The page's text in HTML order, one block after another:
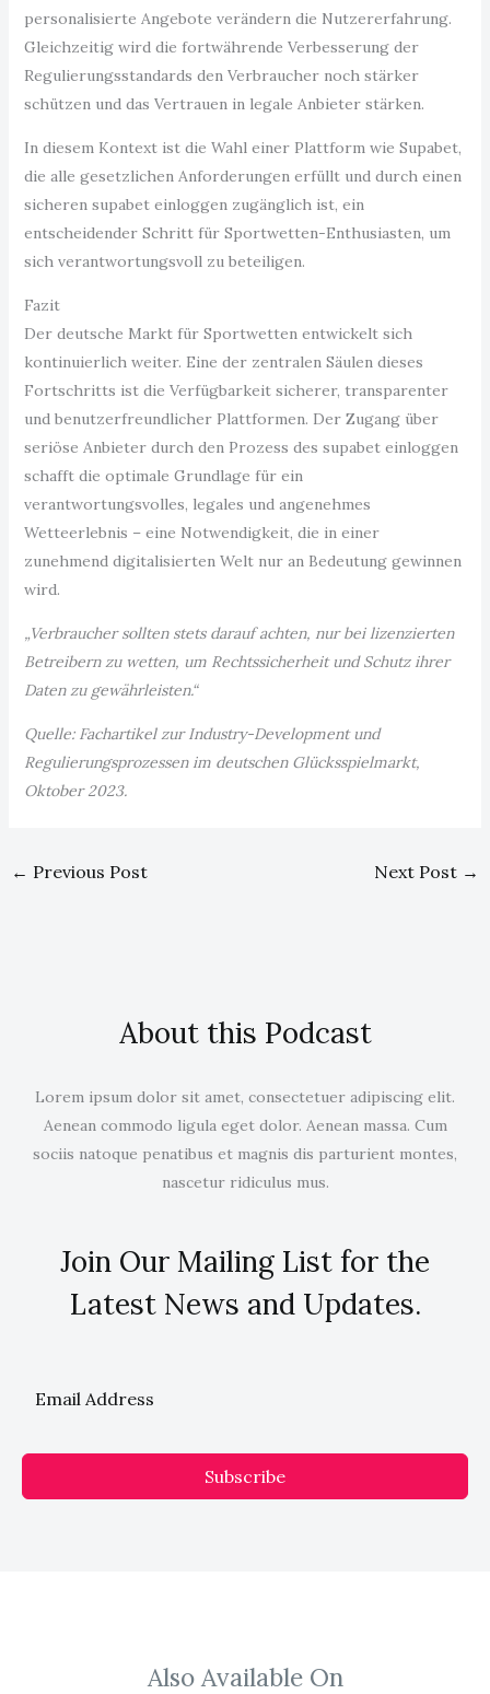
personalisierte Angebote verändern die Nutzererfahrung.
Gleichzeitig wird die fortwährende Verbesserung der
Regulierungsstandards den Verbraucher noch stärker
schützen und das Vertrauen in legale Anbieter stärken.
In diesem Kontext ist die Wahl einer Plattform wie Supabet,
die alle gesetzlichen Anforderungen erfüllt und durch einen
sicheren supabet einloggen zugänglich ist, ein
entscheidender Schritt für Sportwetten-Enthusiasten, um
sich verantwortungsvoll zu beteiligen.
Fazit
Der deutsche Markt für Sportwetten entwickelt sich
kontinuierlich weiter. Eine der zentralen Säulen dieses
Fortschritts ist die Verfügbarkeit sicherer, transparenter
und benutzerfreundlicher Plattformen. Der Zugang über
seriöse Anbieter durch den Prozess des supabet einloggen
schafft die optimale Grundlage für ein
verantwortungsvolles, legales und angenehmes
Wetteerlebnis – eine Notwendigkeit, die in einer
zunehmend digitalisierten Welt nur an Bedeutung gewinnen
wird.
„Verbraucher sollten stets darauf achten, nur bei lizenzierten
Betreibern zu wetten, um Rechtssicherheit und Schutz ihrer
Daten zu gewährleisten.“
Quelle: Fachartikel zur Industry-Development und
Regulierungsprozessen im deutschen Glücksspielmarkt,
Oktober 2023.
← Previous Post Next Post →
About this Podcast
Lorem ipsum dolor sit amet, consectetuer adipiscing elit.
Aenean commodo ligula eget dolor. Aenean massa. Cum
sociis natoque penatibus et magnis dis parturient montes,
nascetur ridiculus mus.
Join Our Mailing List for the
Latest News and Updates.
Subscribe
Also Available On